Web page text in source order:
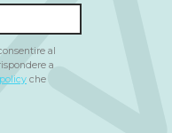
al
a
che